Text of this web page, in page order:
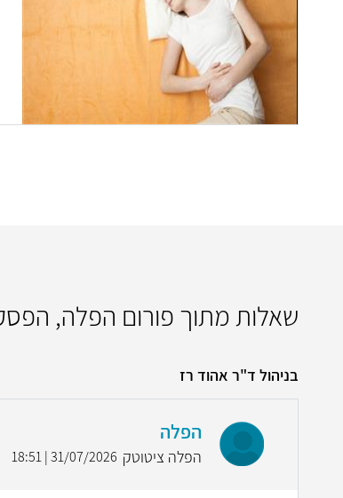
שאלות מתוך פורום הפלה,
בניהול ד"ר אהוד רז
הפלה
הפלה ציטוטק 31/07/2026 | 18:51